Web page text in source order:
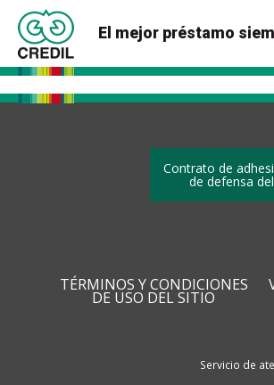
El mejor préstamo
Contrato de
de defensa
TÉRMINOS Y CONDICIONES
DE USO DEL SITIO
Servicio de